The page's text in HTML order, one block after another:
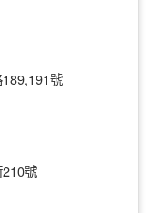
號
號